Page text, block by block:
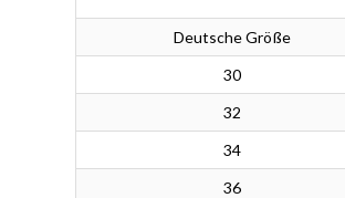
Deutsche Größe
30
32
34
36